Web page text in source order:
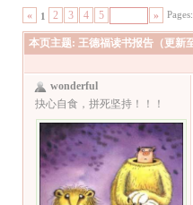
«
1 2 3 4 5 »
本页主题: 王德福读书报告（更新
wonderful
抉心自食，拼死坚持！！！